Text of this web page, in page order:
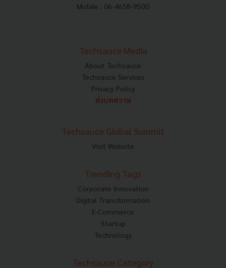
Mobile : 06-4658-9500
Techsauce Media
About Techsauce
Techsauce Services
Privacy Policy
ส่งบทความ
Techsauce Global Summit
Visit Website
Trending Tags
Corporate Innovation
Digital Transformation
E-Commerce
Startup
Technology
Techsauce Category